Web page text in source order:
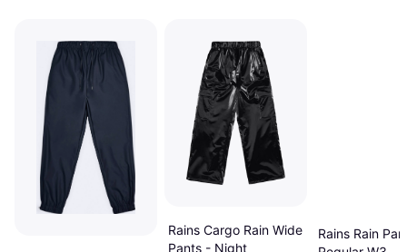
Rains Cargo Rain Wide
Pants - Night
Rains Rain